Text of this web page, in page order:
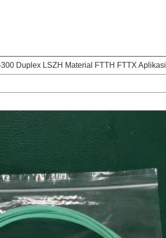
pesan
Anda kembali!
Duplex LSZH Material FTTH FTTX Aplikasi